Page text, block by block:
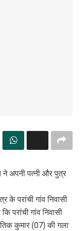
ने अपनी पत्नी और पुत्र
के परांची गांव निवासी
परांची गांव निवासी
कुमार (07) की गला